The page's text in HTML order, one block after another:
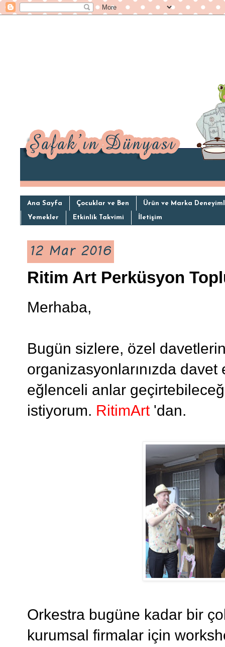
Ana Sayfa Çocuklar ve Ben Ürün ve Marka
Yemekler Etkinlik Takvimi İletişim
12 Mar 2016
Ritim Art Perküsyon
Merhaba,
Bugün sizlere, özel
organizasyonlarınızda
eğlenceli anlar
istiyorum. RitimArt'dan.
Orkestra bugüne kadar bir
kurumsal firmalar için